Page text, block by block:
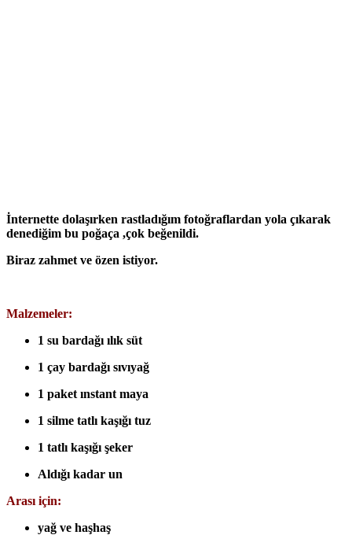
İnternette dolaşırken rastladığım fotoğraflardan yola çıkarak
denediğim bu poğaça ,çok beğenildi.
Biraz zahmet ve özen istiyor.
Malzemeler:
1 su bardağı ılık süt
1 çay bardağı sıvıyağ
1 paket ınstant maya
1 silme tatlı kaşığı tuz
1 tatlı kaşığı şeker
Aldığı kadar un
Arası için:
yağ ve haşhaş